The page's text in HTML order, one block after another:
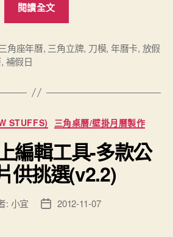
閱讀全文
卡
三角座年曆, 三角立牌, 刀模, 年曆卡, 放假
, 補假日
分
類
STUFFS) 三角桌曆/壁掛月曆製作
編輯工具-多款公
供挑選(v2.2)
: 小宜
文 2012-11-07